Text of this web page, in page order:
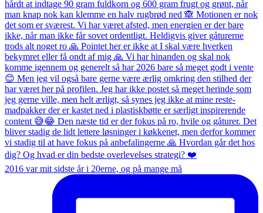
2016 var mit sidste år i 20erne, og på mange må